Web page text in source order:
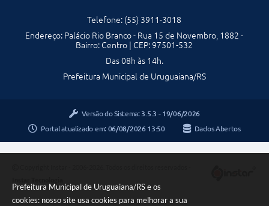
Prefeitura Municipal de Uruguaiana/RS e os
cookies: nosso site usa cookies para melhorar a sua
Telefone: (55) 3911-3018
Endereço: Palácio Rio Branco - Rua 15 de Novembro, 1882 -
Bairro: Centro | CEP: 97501-532
Das 08h às 14h.
Prefeitura Municipal de Uruguaiana/RS
Versão do Sistema: 3.5.3 - 19/06/2026
Portal atualizado em: 06/08/2026 13:50 Dados Abertos